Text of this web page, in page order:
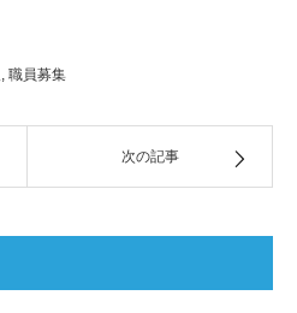
, 職員募集
次の記事